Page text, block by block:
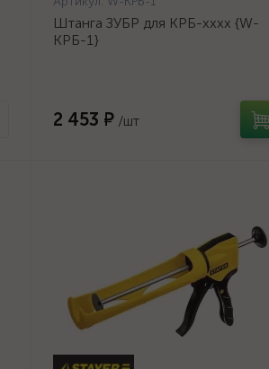
Штанга ЗУБР для КРБ-хххх {W-
КРБ-1}
2 453 ₽ /шт